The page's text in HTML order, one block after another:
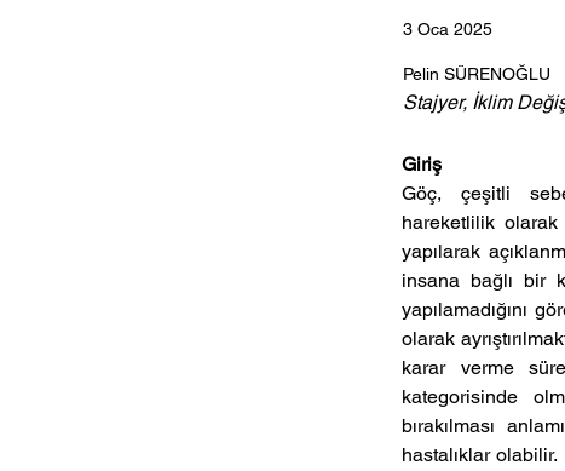
3 Oca 2025
Pelin SÜRENOĞLU
Stajyer, İklim
Giriş
Göç,  çeşitli
hareketlilik  olarak
yapılarak
insana bağlı bir
yapılamadığını
olarak
karar  verme
kategorisinde
bırakılması
hastalıklar